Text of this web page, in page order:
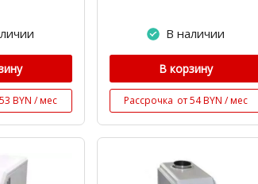
BYN / мес
В наличии
В корзину
Рассрочка от 54 BYN / мес